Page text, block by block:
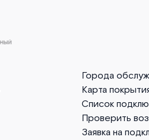
Города
Карта
Список
Проверить
Заявка на